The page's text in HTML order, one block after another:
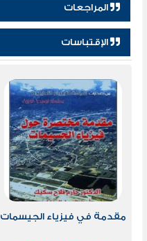
المراجعات
الإقتباسات
مقدمة في فيزياء الجيسمات